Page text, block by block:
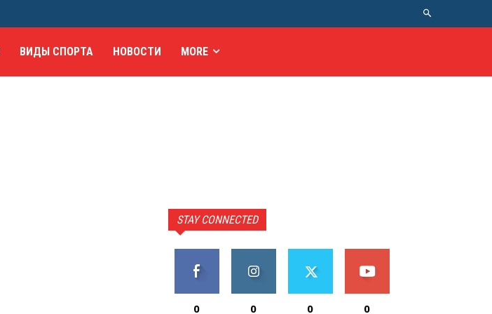
ВИДЫ СПОРТА НОВОСТИ MORE
STAY CONNECTED
0 0 0 0